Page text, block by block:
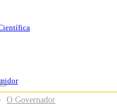
do
O Governador